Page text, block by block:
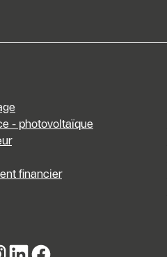
- photovoltaïque
financier